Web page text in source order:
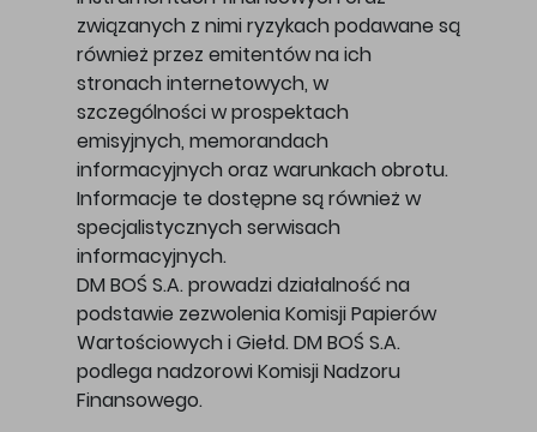
związanych z nimi ryzykach podawane są
również przez emitentów na ich
stronach internetowych, w
szczególności w prospektach
emisyjnych, memorandach
informacyjnych oraz warunkach obrotu.
Informacje te dostępne są również w
specjalistycznych serwisach
informacyjnych.
DM BOŚ S.A. prowadzi działalność na
podstawie zezwolenia Komisji Papierów
Wartościowych i Giełd. DM BOŚ S.A.
podlega nadzorowi Komisji Nadzoru
Finansowego.